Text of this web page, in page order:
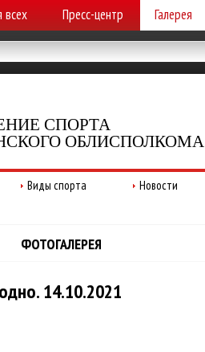
всех Пресс-центр Галерея
СПОРТА
ОБЛИСПОЛКОМА
Виды спорта Новости
ФОТОГАЛЕРЕЯ
14.10.2021